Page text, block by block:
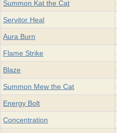
Summon Kat the Cat
Servitor Heal
Aura Burn
Flame Strike
Blaze
Summon Mew the Cat
Energy Bolt
Concentration